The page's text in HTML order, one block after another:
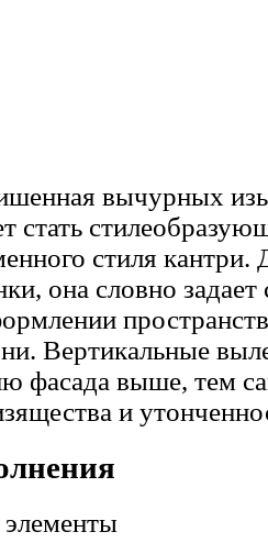
вычурных
стать
стиля кантри.
она словно
Вертикальные
фасада выше, тем
и